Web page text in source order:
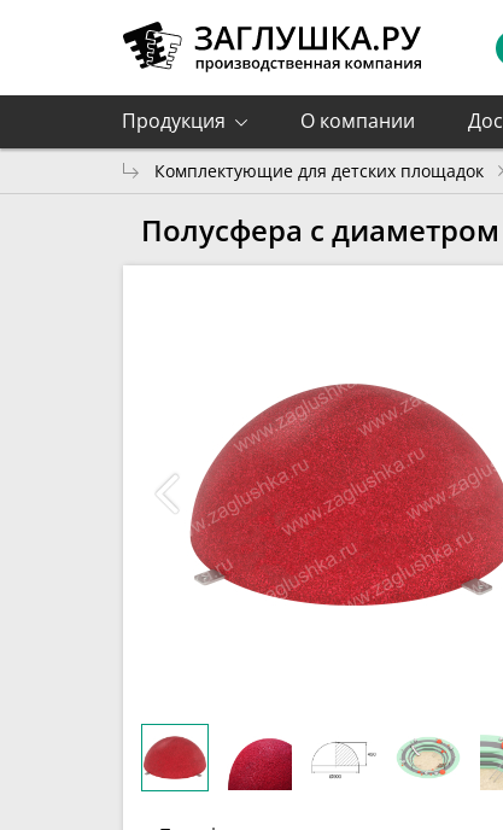
Продукция О компании
Комплектующие для детских площадок
Полусфера с